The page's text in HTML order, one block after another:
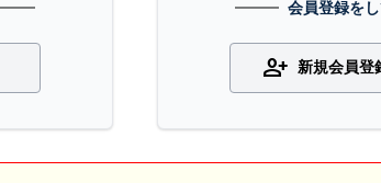
会員登録を
person_add 新規会員登